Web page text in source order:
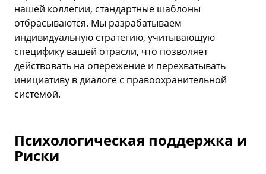
нашей коллегии, стандартные шаблоны
отбрасываются. Мы разрабатываем
индивидуальную стратегию, учитывающую
специфику вашей отрасли, что позволяет
действовать на опережение и перехватывать
инициативу в диалоге с правоохранительной
системой.
Психологическая поддержка и
Риски